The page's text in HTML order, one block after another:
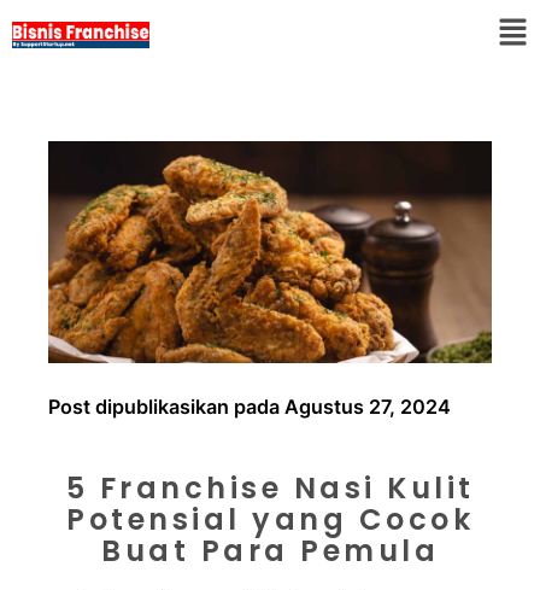
Post dipublikasikan pada Agustus 27, 2024
5 Franchise Nasi Kulit
Potensial yang Cocok
Buat Para Pemula